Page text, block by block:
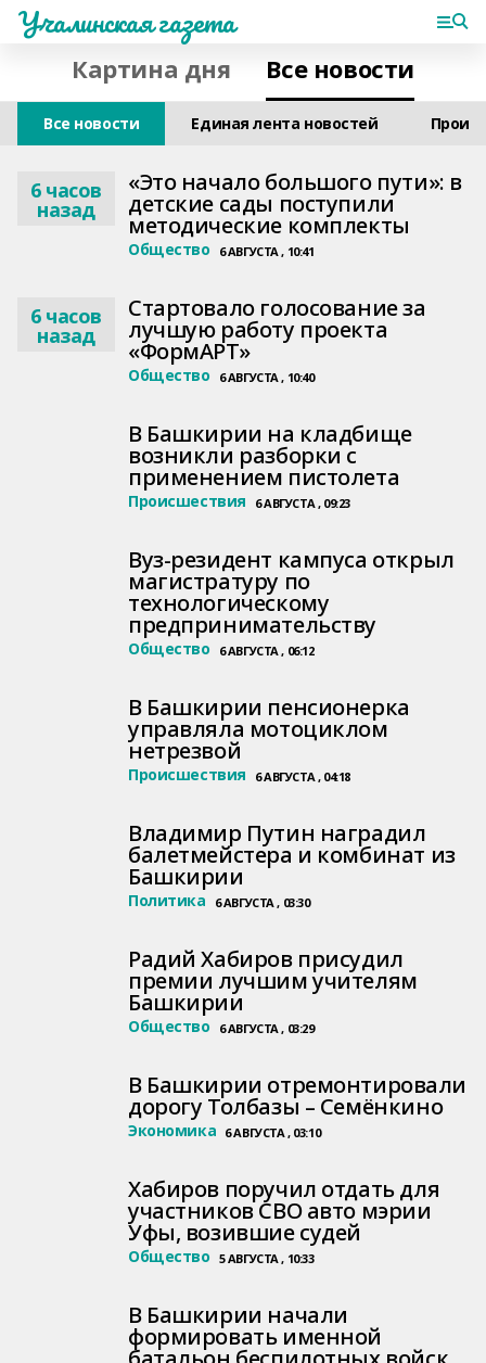
Учалинская газета
Картина дня Все новости
Все новости Единая лента новостей
6 часов
назад
«Это начало большого пути»: в
детские сады поступили
методические комплекты
Общество 6 АВГУСТА , 10:41
6 часов
назад
Стартовало голосование за
лучшую работу проекта
«ФормАРТ»
Общество 6 АВГУСТА , 10:40
В Башкирии на кладбище
возникли разборки с
применением пистолета
Происшествия 6 АВГУСТА , 09:23
Вуз-резидент кампуса открыл
магистратуру по
технологическому
предпринимательству
Общество 6 АВГУСТА , 06:12
В Башкирии пенсионерка
управляла мотоциклом
нетрезвой
Происшествия 6 АВГУСТА , 04:18
Владимир Путин наградил
балетмейстера и комбинат из
Башкирии
Политика 6 АВГУСТА , 03:30
Радий Хабиров присудил
премии лучшим учителям
Башкирии
Общество 6 АВГУСТА , 03:29
В Башкирии отремонтировали
дорогу Толбазы – Семёнкино
Экономика 6 АВГУСТА , 03:10
Хабиров поручил отдать для
участников СВО авто мэрии
Уфы, возившие судей
Общество 5 АВГУСТА , 10:33
В Башкирии начали
формировать именной